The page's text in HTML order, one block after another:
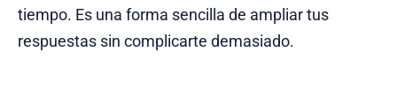
tiempo. Es una forma sencilla de ampliar tus
respuestas sin complicarte demasiado.